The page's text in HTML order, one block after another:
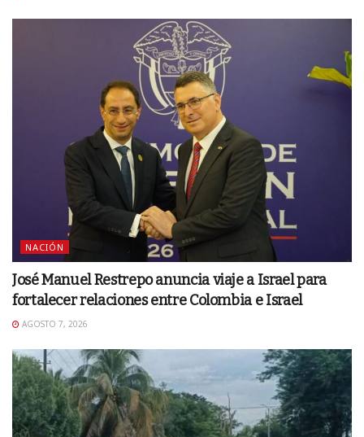
NACIÓN
José Manuel Restrepo anuncia viaje a Israel para
fortalecer relaciones entre Colombia e Israel
AGOSTO 7, 2026